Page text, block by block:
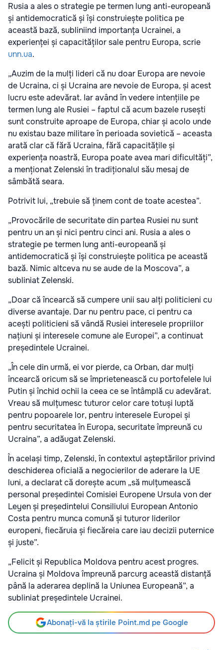
Rusia a ales o strategie pe termen lung anti-europeană
și antidemocratică și își construiește politica pe
această bază, subliniind importanța Ucrainei, a
experienței și capacităților sale pentru Europa, scrie
unn.ua.
„Auzim de la mulți lideri că nu doar Europa are nevoie
de Ucraina, ci și Ucraina are nevoie de Europa, și acest
lucru este adevărat. Iar având în vedere intențiile pe
termen lung ale Rusiei – faptul că acum bazele rusești
sunt construite aproape de Europa, chiar și acolo unde
nu existau baze militare în perioada sovietică – aceasta
arată clar că fără Ucraina, fără capacitățile și
experiența noastră, Europa poate avea mari dificultăți”,
a menționat Zelenski în tradiționalul său mesaj de
sâmbătă seara.
Potrivit lui, „trebuie să ținem cont de toate acestea”.
„Provocările de securitate din partea Rusiei nu sunt
pentru un an și nici pentru cinci ani. Rusia a ales o
strategie pe termen lung anti-europeană și
antidemocratică și își construiește politica pe această
bază. Nimic altceva nu se aude de la Moscova”, a
subliniat Zelenski.
„Doar că încearcă să cumpere unii sau alți politicieni cu
diverse avantaje. Dar nu pentru pace, ci pentru ca
acești politicieni să vândă Rusiei interesele propriilor
națiuni și interesele comune ale Europei”, a continuat
președintele Ucrainei.
„În cele din urmă, ei vor pierde, ca Orban, dar mulți
încearcă oricum să se împrietenească cu portofelele lui
Putin și închid ochii la ceea ce se întâmplă cu adevărat.
Vreau să mulțumesc tuturor celor care totuși luptă
pentru popoarele lor, pentru interesele Europei și
pentru securitatea în Europa, securitate împreună cu
Ucraina”, a adăugat Zelenski.
În același timp, Zelenski, în contextul așteptărilor privind
deschiderea oficială a negocierilor de aderare la UE
luni, a declarat că dorește acum „să mulțumească
personal președintei Comisiei Europene Ursula von der
Leyen și președintelui Consiliului European Antonio
Costa pentru munca comună și tuturor liderilor
europeni, fiecăruia și fiecăreia care iau decizii puternice
și juste”.
„Felicit și Republica Moldova pentru acest progres.
Ucraina și Moldova împreună parcurg această distanță
până la aderarea deplină la Uniunea Europeană”, a
subliniat președintele Ucrainei.
Abonați-vă la știrile Point.md pe Google